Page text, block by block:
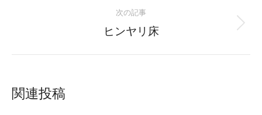
次の記事
Next
ヒンヤリ床
関連投稿